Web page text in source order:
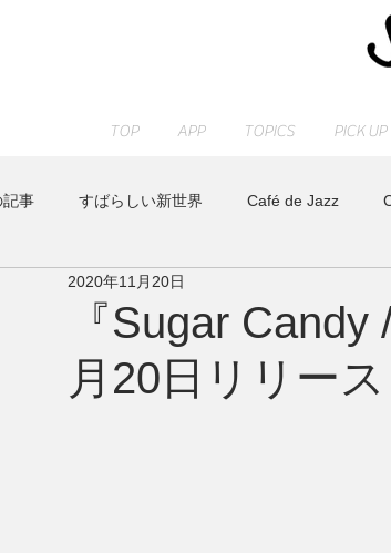
TOP APP TOPICS PICK UP
記事 すばらしい新世界 Café de Jazz
JAZZ PARADISE KENTA HAYASHI
Peaceful Piano RELAX WORLD Release
『Sugar
月20日リリース
2020年11月20日